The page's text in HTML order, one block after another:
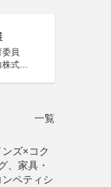
委員
式会
一覧
ンズ×コク
、家具・
ペティシ